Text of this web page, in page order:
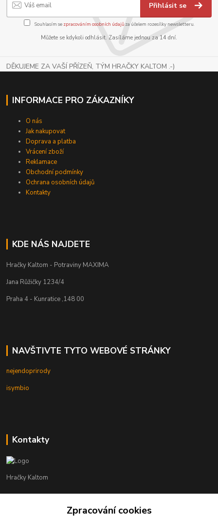
Přihlásit se
Souhlasím se zpracováním osobních údajůza účelem rozesílky newsletteru.
Můžete se kdykoli odhlásit. Zasíláme jednou za 14 dní.
DĚKUJEME ZA VAŠÍ PŘÍZEŇ, TÝM HRAČKY KALTOM .-)
INFORMACE PRO ZÁKAZNÍKY
O nás
Jak nakupovat
Doprava a platba
Vrácení zboží
Reklamace
Obchodní podmínky
Ochrana osobních údajů
Kontakty
KDE NÁS NAJDETE
Hračky Kaltom - Potraviny MAXIMA
Jana Růžičky 1234/4
Praha 4 - Kunratice ,148 00
NAVŠTIVTE TYTO WEBOVÉ STRÁNKY
nejendoprirody
isymbio
Kontakty
Hračky Kaltom
+420 777 538 008
Zpracování cookies